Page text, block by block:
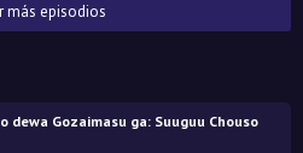
más episodios
dewa Gozaimasu ga: Suuguu Chouso